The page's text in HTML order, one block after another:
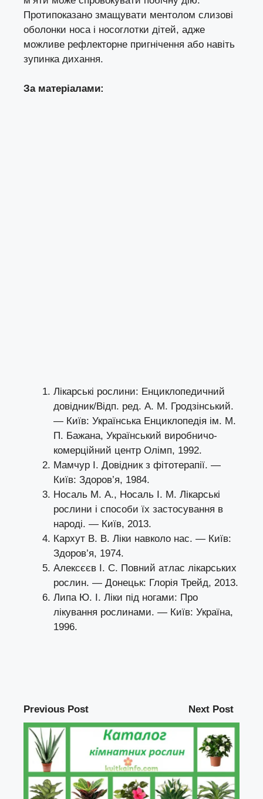
Протипоказано змащувати ментолом слизові
оболонки носа і носоглотки дітей, адже
можливе рефлекторне пригнічення або навіть
зупинка дихання.
За матеріалами:
Лікарські рослини: Енциклопедичний
довідник/Відп. ред. А. М. Гродзінський.
— Київ: Українська Енциклопедія ім. М.
П. Бажана, Український виробничо-
комерційний центр Олімп, 1992.
Мамчур І. Довідник з фітотерапії. —
Київ: Здоров’я, 1984.
Носаль М. А., Носаль І. М. Лікарські
рослини і способи їх застосування в
народі. — Київ, 2013.
Кархут В. В. Ліки навколо нас. — Київ:
Здоров’я, 1974.
Алексєєв І. С. Повний атлас лікарських
рослин. — Донецьк: Глорія Трейд, 2013.
Липа Ю. І. Ліки під ногами: Про
лікування рослинами. — Київ: Україна,
1996.
Previous Post Next Post